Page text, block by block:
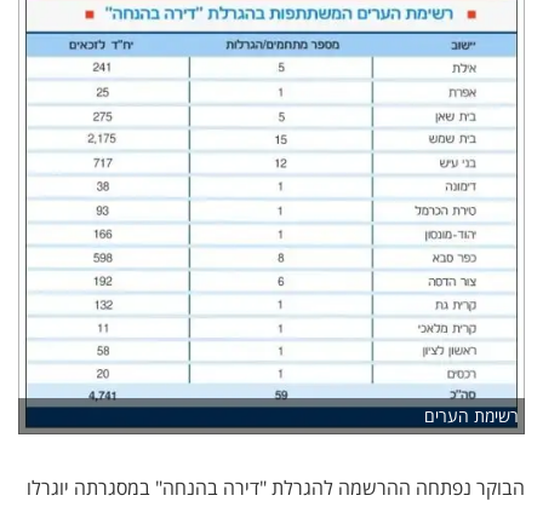
רשימת הערים
הבוקר נפתחה ההרשמה להגרלת "דירה בהנחה" במסגרתה יוגרלו